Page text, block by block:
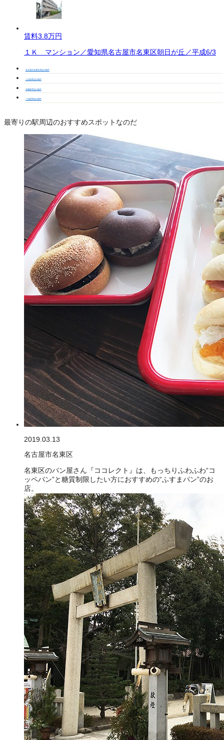
賃料3.8万円
１Ｋ マンション／愛知県名古屋市名東区朝日が丘／平成6/3
名古屋市名東区周辺の物件
上社駅周辺の物件
本郷駅周辺の物件
一社駅周辺の物件
最寄りの駅周辺のおすすめスポットなのだ
2019.03.13
名古屋市名東区
名東区のパン屋さん『ココレクト』は、もっちりふわふわ“コ
ッペパン”と糖質制限したい方におすすめの“ふすまパン”のお
店。